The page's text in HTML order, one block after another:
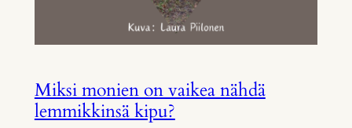
Miksi monien on vaikea nähdä
lemmikkinsä kipu?